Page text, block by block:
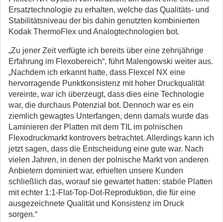
Ersatztechnologie zu erhalten, welche das Qualitäts- und
Stabilitätsniveau der bis dahin genutzten kombinierten
Kodak ThermoFlex und Analogtechnologien bot.
„Zu jener Zeit verfügte ich bereits über eine zehnjährige
Erfahrung im Flexobereich“, führt Malengowski weiter aus.
„Nachdem ich erkannt hatte, dass Flexcel NX eine
hervorragende Punktkonsistenz mit hoher Druckqualität
vereinte, war ich überzeugt, dass dies eine Technologie
war, die durchaus Potenzial bot. Dennoch war es ein
ziemlich gewagtes Unterfangen, denn damals wurde das
Laminieren der Platten mit dem TIL im polnischen
Flexodruckmarkt kontrovers betrachtet. Allerdings kann ich
jetzt sagen, dass die Entscheidung eine gute war. Nach
vielen Jahren, in denen der polnische Markt von anderen
Anbietern dominiert war, erhielten unsere Kunden
schließlich das, worauf sie gewartet hatten: stabile Platten
mit echter 1:1-Flat-Top-Dot-Reproduktion, die für eine
ausgezeichnete Qualität und Konsistenz im Druck
sorgen.“